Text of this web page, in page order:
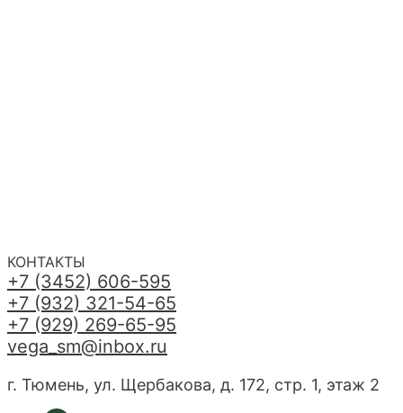
КОНТАКТЫ
+7 (3452) 606-595
+7 (932) 321-54-65
+7 (929) 269-65-95
vega_sm@inbox.ru
г. Тюмень, ул. Щербакова, д. 172, стр. 1, этаж 2